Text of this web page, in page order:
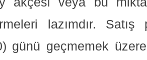
lazımdır.
günü geçmemek